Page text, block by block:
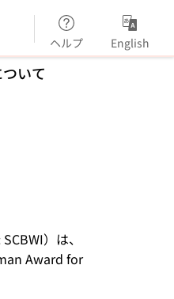
ヘルプ English
いて
）は、
Award for